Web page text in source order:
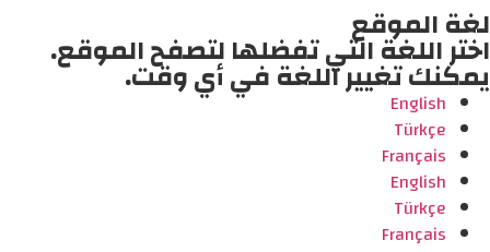
لغة الموقع
اختر اللغة التي تفضلها لتصفح الموقع.
يمكنك تغيير اللغة في أي وقت.
English
Türkçe
Français
English
Türkçe
Français